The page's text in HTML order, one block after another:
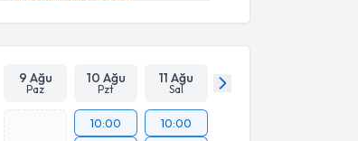
9 Ağu
Paz
10 Ağu
Pzt
11 Ağu
Sal
10:00
10:00